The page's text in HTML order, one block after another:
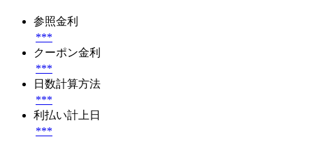
参照金利
***
クーポン金利
***
日数計算方法
***
利払い計上日
***